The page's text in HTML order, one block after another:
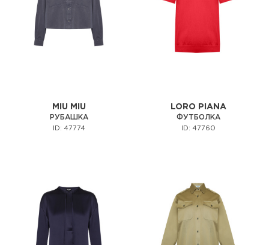
MIU MIU
РУБАШКА
ID: 47774
LORO PIANA
ФУТБОЛКА
ID: 47760